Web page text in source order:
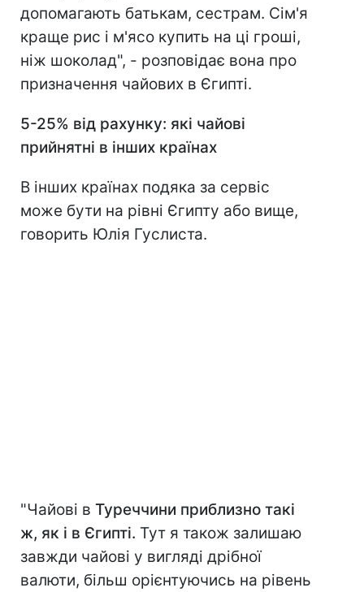
допомагають батькам, сестрам. Сім'я
краще рис і м'ясо купить на ці гроші,
ніж шоколад", - розповідає вона про
призначення чайових в Єгипті.
5-25% від рахунку: які чайові
прийнятні в інших країнах
В інших країнах подяка за сервіс
може бути на рівні Єгипту або вище,
говорить Юлія Гуслиста.
"Чайові в Туреччини приблизно такі
ж, як і в Єгипті. Тут я також залишаю
завжди чайові у вигляді дрібної
валюти, більш орієнтуючись на рівень